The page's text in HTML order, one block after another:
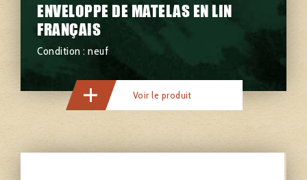
ENVELOPPE DE MATELAS EN LIN
FRANÇAIS
Condition : neuf
Voir le produit